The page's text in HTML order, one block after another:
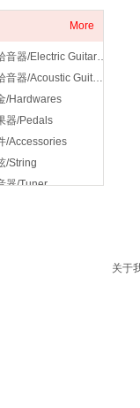
More
电吉他拾音器/Electric Guitar Pickup
木吉他拾音器/Acoustic Guitar Pickup
/Hardwares
器/Pedals
/Accessories
/String
器/Tuner
关于